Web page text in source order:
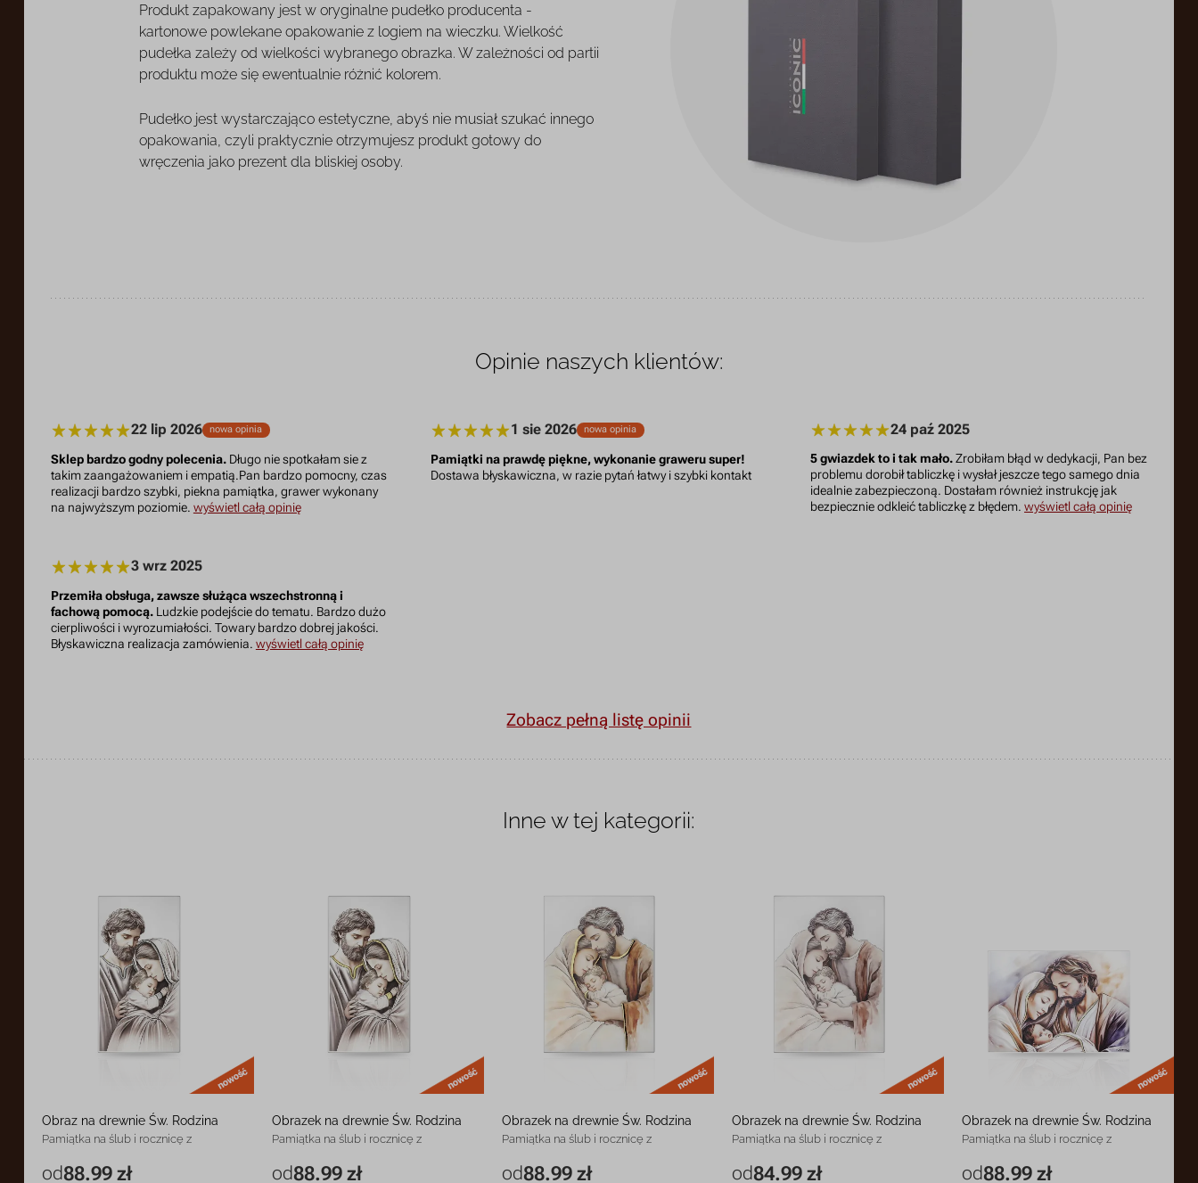
Produkt zapakowany jest w oryginalne pudełko producenta -
kartonowe powlekane opakowanie z logiem na wieczku. Wielkość
pudełka zależy od wielkości wybranego obrazka. W zależności od partii
produktu może się ewentualnie różnić kolorem.
Pudełko jest wystarczająco estetyczne, abyś nie musiał szukać innego
opakowania, czyli praktycznie otrzymujesz produkt gotowy do
wręczenia jako prezent dla bliskiej osoby.
Opinie naszych klientów:
22 lip 2026 nowa opinia
Sklep bardzo godny polecenia.Długo nie spotkałam sie z
takim zaangażowaniem i empatią.Pan bardzo pomocny, czas
realizacji bardzo szybki, piekna pamiątka, grawer wykonany
na najwyższym poziomie. wyświetl całą opinię
1 sie 2026 nowa opinia
Pamiątki na prawdę piękne, wykonanie graweru super!
Dostawa błyskawiczna, w razie pytań łatwy i szybki kontakt
24 paź 2025
5 gwiazdek to i tak mało.Zrobiłam błąd w dedykacji, Pan bez
problemu dorobił tabliczkę i wysłał jeszcze tego samego dnia
idealnie zabezpieczoną. Dostałam również instrukcję jak
bezpiecznie odkleić tabliczkę z błędem.wyświetl całą opinię
3 wrz 2025
Przemiła obsługa, zawsze służąca wszechstronną i
fachową pomocą.Ludzkie podejście do tematu. Bardzo dużo
cierpliwości i wyrozumiałości. Towary bardzo dobrej jakości.
Błyskawiczna realizacja zamówienia. wyświetl całą opinię
Zobacz pełną listę opinii
Inne w tej kategorii:
nowość
Obraz na drewnie Św. Rodzina
Pamiątka na ślub i rocznicę z
od88.99 zł
6 x 12 cm
nowość
Obrazek na drewnie Św. Rodzina
Pamiątka na ślub i rocznicę z
od88.99 zł
6 x 12 cm
Obrazek na drewnie Św. Rodzina
Pamiątka na ślub i rocznicę z
od88.99 zł
7 x 11 cm
Obrazek na drewnie Św. Rodzina
Pamiątka na ślub i rocznicę z
od84.99 zł
7 x 11 cm
Obrazek na drewnie Św. Rodzina
Pamiątka na ślub i rocznicę z
od88.99 zł
11 x 7 cm